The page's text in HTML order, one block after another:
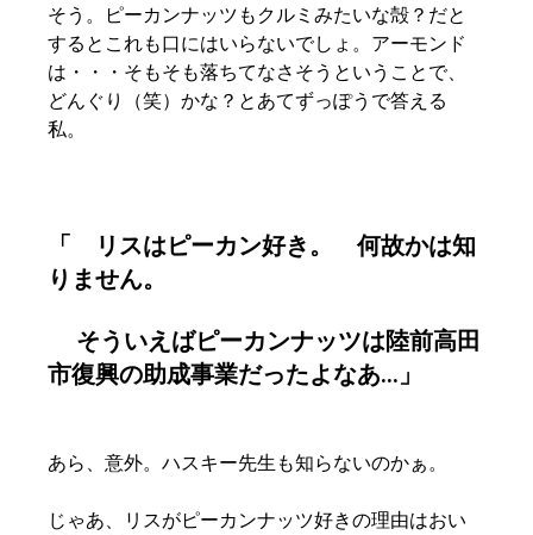
そう。ピーカンナッツもクルミみたいな殻？だと
するとこれも口にはいらないでしょ。アーモンド
は・・・そもそも落ちてなさそうということで、
どんぐり（笑）かな？とあてずっぽうで答える
私。
「　リスはピーカン好き。　何故かは知
りません。
そういえばピーカンナッツは陸前高田
市復興の助成事業だったよなあ...」
あら、意外。ハスキー先生も知らないのかぁ。
じゃあ、リスがピーカンナッツ好きの理由はおい